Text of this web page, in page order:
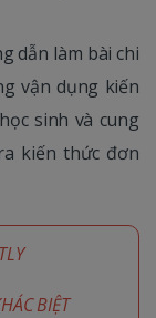
dẫn làm bài chi
vận dụng kiến
sinh và cung
kiến thức đơn
BIỆT